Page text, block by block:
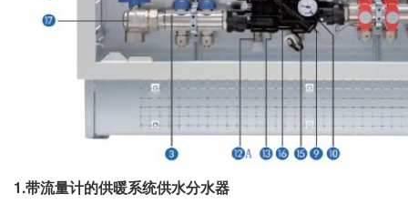
1.带流量计的供暖系统供水分水器